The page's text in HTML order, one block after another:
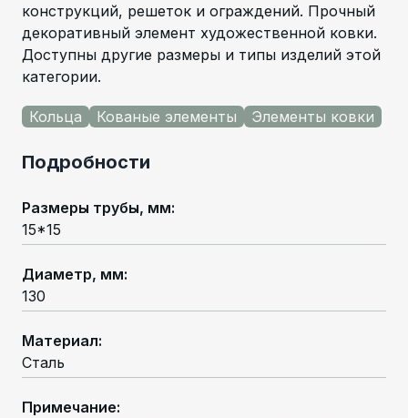
конструкций, решеток и ограждений. Прочный
декоративный элемент художественной ковки.
Доступны другие размеры и типы изделий этой
категории.
Кольца Кованые элементы Элементы ковки
Подробности
Размеры трубы, мм:
15*15
Диаметр, мм:
130
Материал:
Сталь
Примечание: